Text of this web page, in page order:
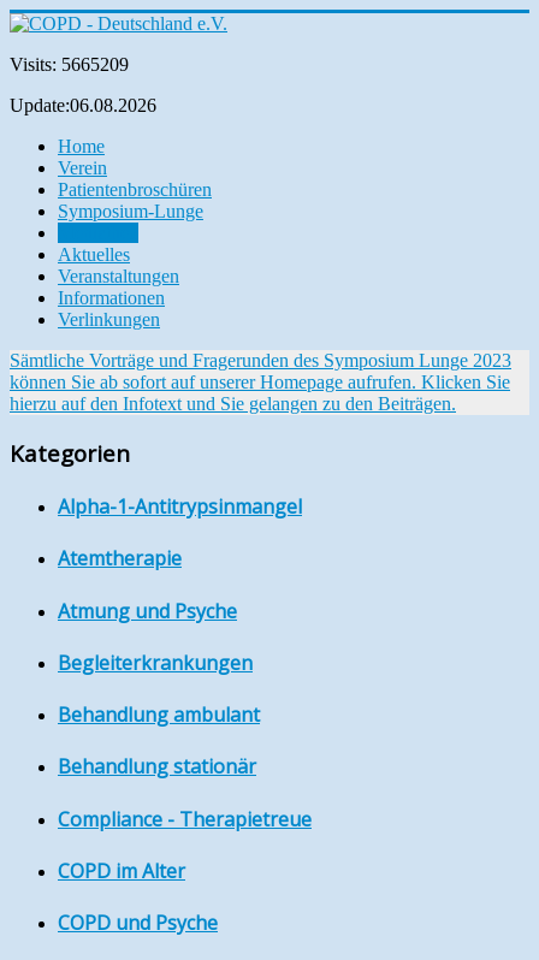
Visits: 5665209
Update:06.08.2026
Home
Verein
Patientenbroschüren
Symposium-Lunge
Aktuelles
Veranstaltungen
Informationen
Verlinkungen
Sämtliche Vorträge und Fragerunden des Symposium Lunge 2023
können Sie ab sofort auf unserer Homepage aufrufen. Klicken Sie
hierzu auf den Infotext und Sie gelangen zu den Beiträgen.
Kategorien
Alpha-1-Antitrypsinmangel
Atemtherapie
Atmung und Psyche
Begleiterkrankungen
Behandlung ambulant
Behandlung stationär
Compliance - Therapietreue
COPD im Alter
COPD und Psyche